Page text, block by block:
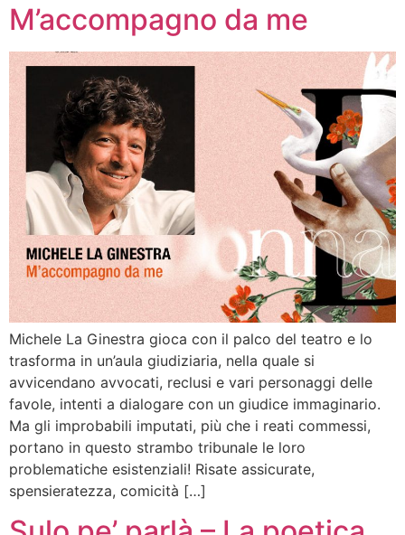
M’accompagno da me
Michele La Ginestra gioca con il palco del teatro e lo
trasforma in un’aula giudiziaria, nella quale si
avvicendano avvocati, reclusi e vari personaggi delle
favole, intenti a dialogare con un giudice immaginario.
Ma gli improbabili imputati, più che i reati commessi,
portano in questo strambo tribunale le loro
problematiche esistenziali! Risate assicurate,
spensieratezza, comicità […]